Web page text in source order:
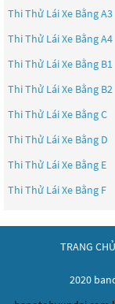
Thi Thử Lái Xe Bằng A3
Thi Thử Lái Xe Bằng A4
Thi Thử Lái Xe Bằng B1
Thi Thử Lái Xe Bằng B2
Thi Thử Lái Xe Bằng C
Thi Thử Lái Xe Bằng D
Thi Thử Lái Xe Bằng E
Thi Thử Lái Xe Bằng F
TRANG CHỦ
2020